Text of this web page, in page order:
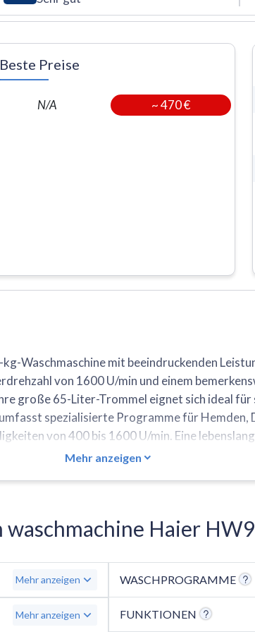
Beste Preise
N/A ~470 €
Waschmaschine mit beeindruckenden
von 1600 U/min und einem
große 65-Liter-Trommel eignet sich ideal
spezialisierte Programme für Hemden,
von 400 bis 1600 U/min. Eine
Der Hersteller gibt kein spezielles
Mehr anzeigen
Haier
Mehr anzeigen
Mehr anzeigen
WASCHPROGRAMME
FUNKTIONEN